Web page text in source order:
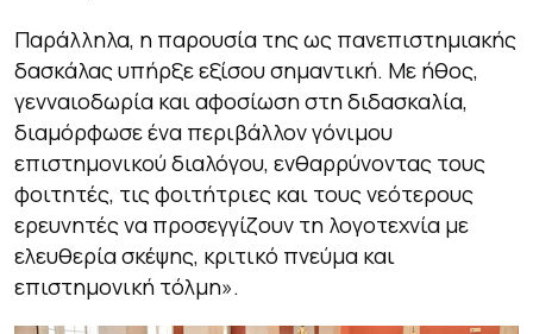
Παράλληλα, η παρουσία της ως πανεπιστημιακής
δασκάλας υπήρξε εξίσου σημαντική. Με ήθος,
γενναιοδωρία και αφοσίωση στη διδασκαλία,
διαμόρφωσε ένα περιβάλλον γόνιμου
επιστημονικού διαλόγου, ενθαρρύνοντας τους
φοιτητές, τις φοιτήτριες και τους νεότερους
ερευνητές να προσεγγίζουν τη λογοτεχνία με
ελευθερία σκέψης, κριτικό πνεύμα και
επιστημονική τόλμη».